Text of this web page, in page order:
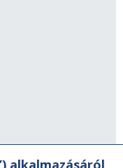
alkalmazásáról